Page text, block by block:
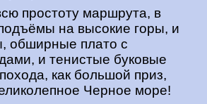
простоту маршрута, в
на высокие горы, и
обширные плато с
и тенистые буковые
как большой приз,
Черное море!